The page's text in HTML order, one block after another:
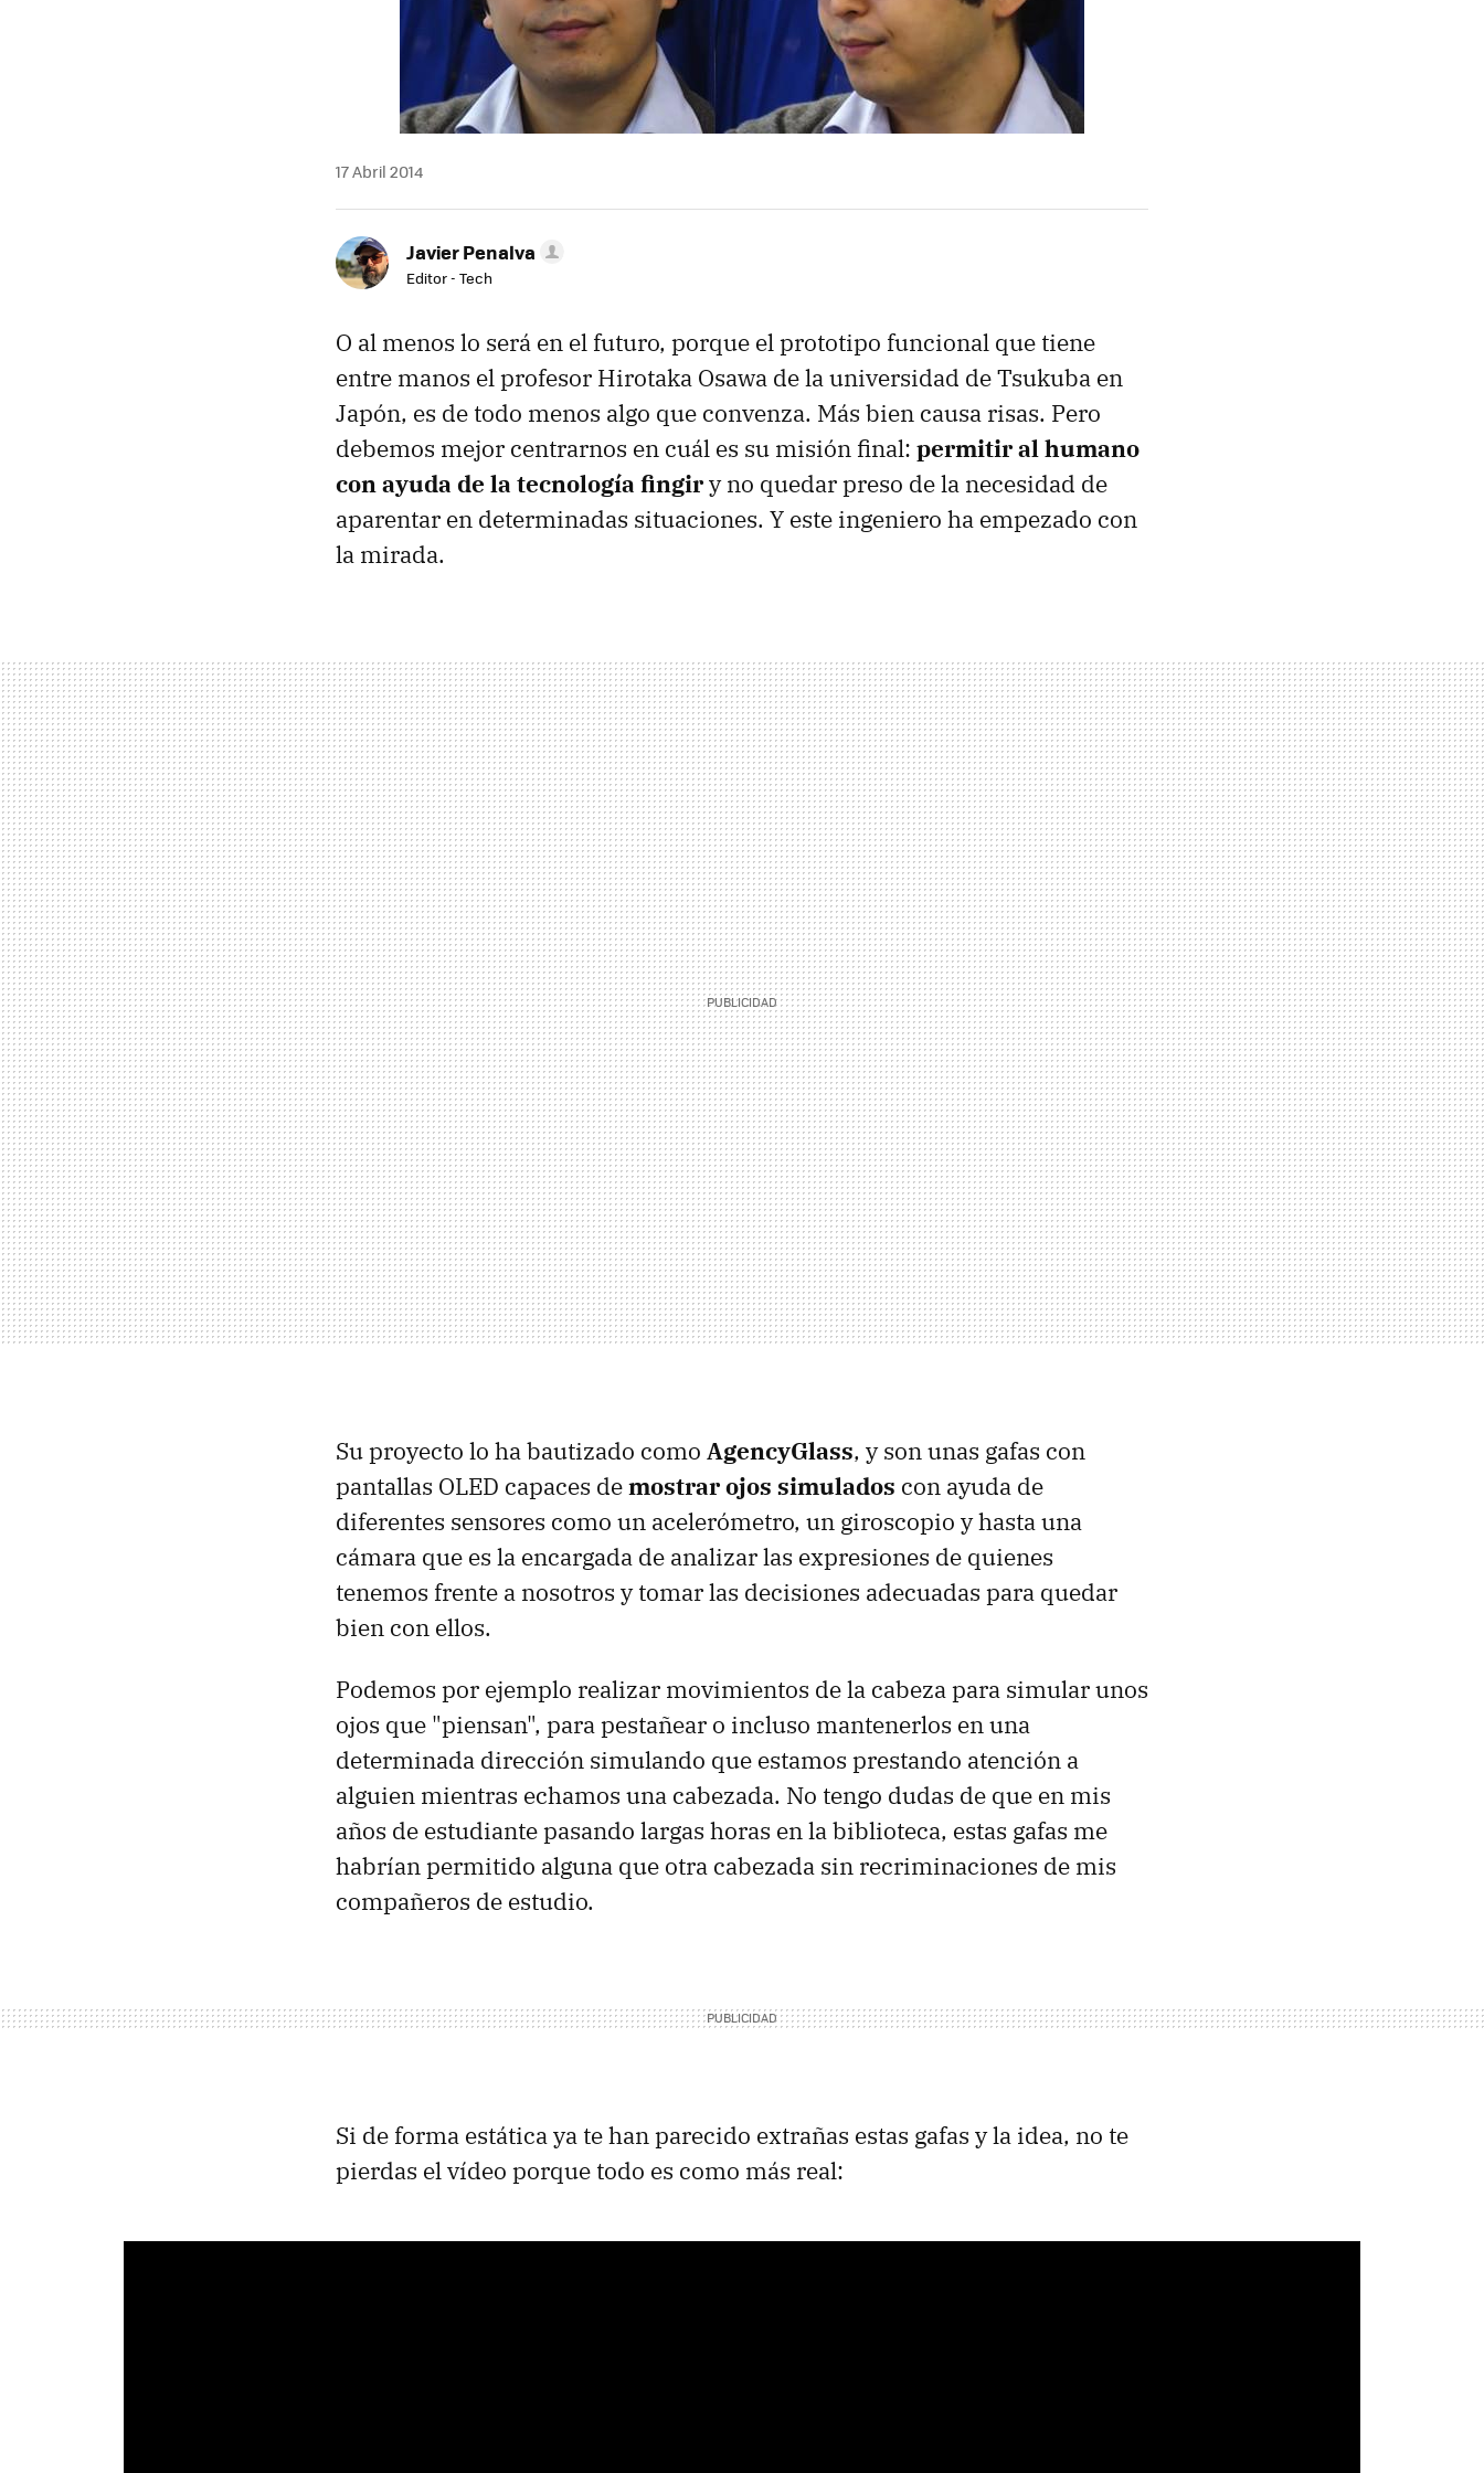
17 Abril 2014
Javier Penalva
Editor - Tech
O al menos lo será en el futuro, porque el prototipo funcional que tiene
entre manos el profesor Hirotaka Osawa de la universidad de Tsukuba en
Japón, es de todo menos algo que convenza. Más bien causa risas. Pero
debemos mejor centrarnos en cuál es su misión final: permitir al humano
con ayuda de la tecnología fingiry no quedar preso de la necesidad de
aparentar en determinadas situaciones. Y este ingeniero ha empezado con
la mirada.
Su proyecto lo ha bautizado como AgencyGlass, y son unas gafas con
pantallas OLED capaces demostrar ojos simulados con ayuda de
diferentes sensores como un acelerómetro, un giroscopio y hasta una
cámara que es la encargada de analizar las expresiones de quienes
tenemos frente a nosotros y tomar las decisiones adecuadas para quedar
bien con ellos.
Podemos por ejemplo realizar movimientos de la cabeza para simular unos
ojos que "piensan", para pestañear o incluso mantenerlos en una
determinada dirección simulando que estamos prestando atención a
alguien mientras echamos una cabezada. No tengo dudas de que en mis
años de estudiante pasando largas horas en la biblioteca, estas gafas me
habrían permitido alguna que otra cabezada sin recriminaciones de mis
compañeros de estudio.
Si de forma estática ya te han parecido extrañas estas gafas y la idea, no te
pierdas el vídeo porque todo es como más real: